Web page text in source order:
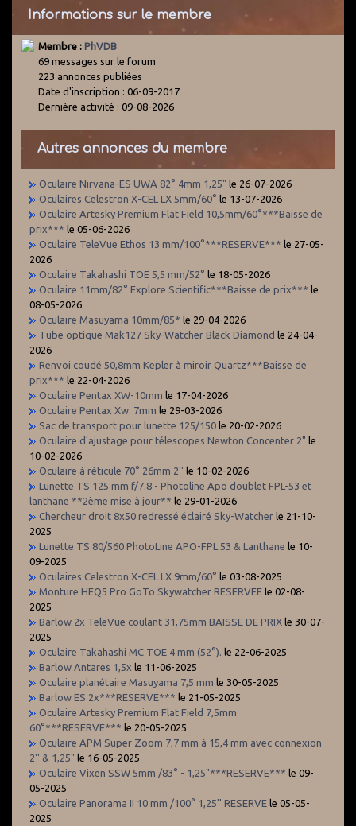
Informations sur le membre
Membre : PhVDB
69 messages sur le forum
223 annonces publiées
Date d'inscription : 06-09-2017
Dernière activité : 09-08-2026
Autres annonces du membre
Oculaire Nirvana-ES UWA 82° 4mm 1,25" le 26-07-2026
Oculaires Celestron X-CEL LX 5mm/60° le 13-07-2026
Oculaire Artesky Premium Flat Field 10,5mm/60°***Baisse de
prix*** le 05-06-2026
Oculaire TeleVue Ethos 13 mm/100°***RESERVE*** le 27-05-
2026
Oculaire Takahashi TOE 5,5 mm/52° le 18-05-2026
Oculaire 11mm/82° Explore Scientific***Baisse de prix*** le
08-05-2026
Oculaire Masuyama 10mm/85* le 29-04-2026
Tube optique Mak127 Sky-Watcher Black Diamond le 24-04-
2026
Renvoi coudé 50,8mm Kepler à miroir Quartz***Baisse de
prix*** le 22-04-2026
Oculaire Pentax XW-10mm le 17-04-2026
Oculaire Pentax Xw. 7mm le 29-03-2026
Sac de transport pour lunette 125/150 le 20-02-2026
Oculaire d'ajustage pour télescopes Newton Concenter 2" le
10-02-2026
Oculaire à réticule 70° 26mm 2'' le 10-02-2026
Lunette TS 125 mm f/7.8 - Photoline Apo doublet FPL-53 et
lanthane **2ème mise à jour** le 29-01-2026
Chercheur droit 8x50 redressé éclairé Sky-Watcher le 21-10-
2025
Lunette TS 80/560 PhotoLine APO-FPL 53 & Lanthane le 10-
09-2025
Oculaires Celestron X-CEL LX 9mm/60° le 03-08-2025
Monture HEQ5 Pro GoTo Skywatcher RESERVEE le 02-08-
2025
Barlow 2x TeleVue coulant 31,75mm BAISSE DE PRIX le 30-07-
2025
Oculaire Takahashi MC TOE 4 mm (52°). le 22-06-2025
Barlow Antares 1,5x le 11-06-2025
Oculaire planétaire Masuyama 7,5 mm le 30-05-2025
Barlow ES 2x***RESERVE*** le 21-05-2025
Oculaire Artesky Premium Flat Field 7,5mm
60°***RESERVE*** le 20-05-2025
Oculaire APM Super Zoom 7,7 mm à 15,4 mm avec connexion
2'' & 1,25" le 16-05-2025
Oculaire Vixen SSW 5mm /83° - 1,25"***RESERVE*** le 09-
05-2025
Oculaire Panorama II 10 mm /100° 1,25'' RESERVE le 05-05-
2025